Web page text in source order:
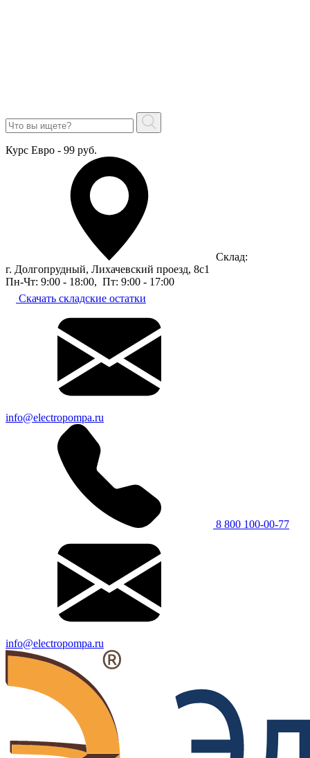
Курс Евро - 99 руб.
Склад:
г. Долгопрудный, Лихачевский проезд, 8c1
Пн-Чт: 9:00 - 18:00, Пт: 9:00 - 17:00
Скачать складские остатки
info@electropompa.ru
8 800 100-00-77
info@electropompa.ru